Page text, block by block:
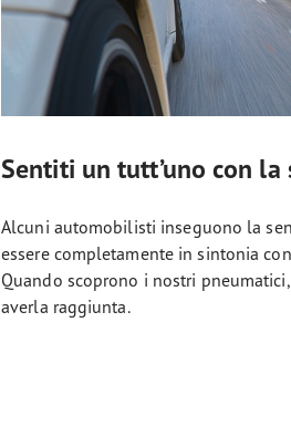
Sentiti un tutt’uno con la
Alcuni automobilisti inseguono la
essere completamente in sintonia
Quando scoprono i nostri
averla raggiunta.